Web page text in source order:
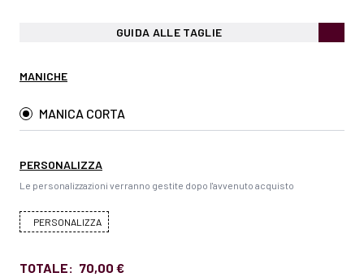
GUIDA ALLE TAGLIE
MANICHE
MANICA CORTA
PERSONALIZZA
Le personalizzazioni verranno gestite dopo l'avvenuto acquisto
PERSONALIZZA
TOTALE: 70,00 €